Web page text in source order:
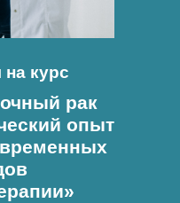
на курс
рак
опыт
»